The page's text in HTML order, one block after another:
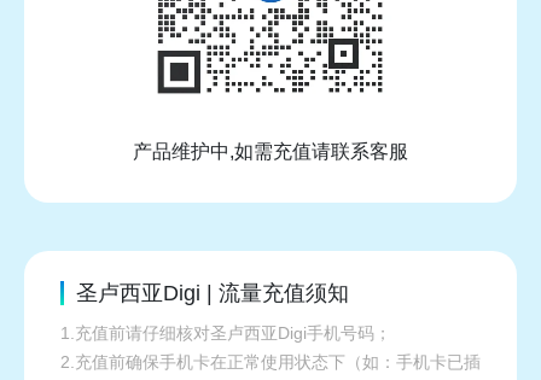
产品维护中,如需充值请联系客服
圣卢西亚Digi | 流量充值须知
1.充值前请仔细核对圣卢西亚Digi手机号码；
2.充值前确保手机卡在正常使用状态下（如：手机卡已插